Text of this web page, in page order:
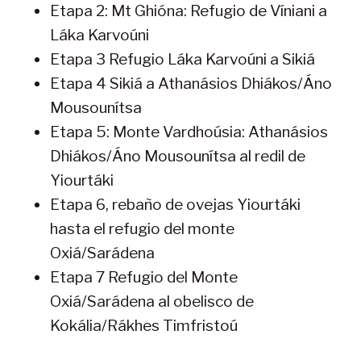
Etapa 2: Mt Ghióna: Refugio de Víniani a
Láka Karvoúni
Etapa 3 Refugio Láka Karvoúni a Sikiá
Etapa 4 Sikiá a Athanásios Dhiákos/Áno
Mousounítsa
Etapa 5: Monte Vardhoúsia: Athanásios
Dhiákos/Áno Mousounítsa al redil de
Yiourtáki
Etapa 6, rebaño de ovejas Yiourtáki
hasta el refugio del monte
Oxiá/Sarádena
Etapa 7 Refugio del Monte
Oxiá/Sarádena al obelisco de
Kokália/Rákhes Timfristoú